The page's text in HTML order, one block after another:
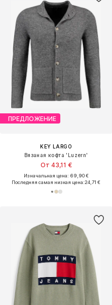
ПРЕДЛОЖЕНИЕ
KEY LARGO
Вязаная кофта 'Luzern'
От 43,11 €
Изначальная цена: 69,90 €
Последняя самая низкая цена:24,71 €